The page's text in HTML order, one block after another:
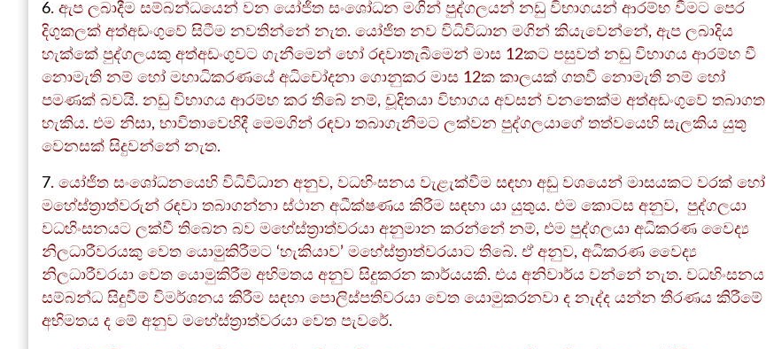
6. ඇප ලබාදීම සම්බන්ධයෙන් වන යෝජිත සංශෝධන මගින් පුද්ගලයන් නඩු විභාගයන් ආරම්භ වීමට පෙර
දිගුකලක් අත්අඩංගුවේ සිටීම නවතින්නේ නැත. යෝජිත නව විධිවිධාන මගින් කියැවෙන්නේ, ඇප ලබාදිය
හැක්කේ පුද්ගලයකු අත්අඩංගුවට ගැනීමෙන් හෝ රඳවාතැබීමෙන් මාස 12කට පසුවත් නඩු විභාගය ආරම්භ වී
නොමැති නම් හෝ මහාධිකරණයේ අධිචෝදනා ගොනුකර මාස 12ක කාලයක් ගතවී නොමැති නම් හෝ
පමණක් බවයි. නඩු විභාගය ආරම්භ කර තිබේ නම්, චූදිතයා විභාගය අවසන් වනතෙක්ම අත්අඩංගුවේ තබාගත
හැකිය. එම නිසා, භාවිතාවෙහිදී මෙමගින් රඳවා තබාගැනීමට ලක්වන පුද්ගලයාගේ තත්වයෙහි සැලකිය යුතු
වෙනසක් සිදුවන්නේ නැත.
7. යෝජිත සංශෝධනයෙහි විධිවිධාන අනුව, වධහිංසනය වැළැක්වීම සඳහා අඩු වශයෙන් මාසයකට වරක් හෝ
මහේස්ත්‍රාත්වරුන් රඳවා තබාගන්නා ස්ථාන අධීක්ෂණය කිරීම සඳහා යා යුතුය. එම කොටස අනුව, පුද්ගලයා
වධහිංසනයට ලක්වී තිබෙන බව මහේස්ත්‍රාත්වරයා අනුමාන කරන්නේ නම්, එම පුද්ගලයා අධිකරණ වෛද්‍ය
නිලධාරීවරයකු වෙත යොමුකිරීමට ‘හැකියාව’ මහේස්ත්‍රාත්වරයාට තිබේ. ඒ අනුව, අධිකරණ වෛද්‍ය
නිලධාරීවරයා වෙත යොමුකිරීම අභිමතය අනුව සිදුකරන කාර්යයකි. එය අනිවාර්ය වන්නේ නැත. වධහිංසනය
සම්බන්ධ සිදුවීම් විමර්ශනය කිරීම සඳහා පොලිස්පතිවරයා වෙත යොමුකරනවා ද නැද්ද යන්න තීරණය කිරීමේ
අභිමතය ද මේ අනුව මහේස්ත්‍රාත්වරයා වෙත පැවරේ.